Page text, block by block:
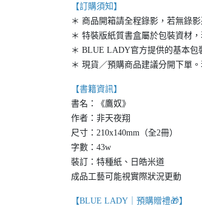
【訂購須知】
＊ 商品開箱請全程錄影，若無錄
＊ 特裝版紙質書盒屬於包裝資材
＊ BLUE LADY官方提供的基本包
＊ 現貨／預購商品建議分開下單
【書籍資訊】
書名：《鷹奴》
作者：非天夜翔
尺寸：210x140mm（全2冊）
字數：43w
裝訂：特種紙、日皓米道
成品工藝可能視實際狀況更動
【BLUE LADY｜預購贈禮🎁】